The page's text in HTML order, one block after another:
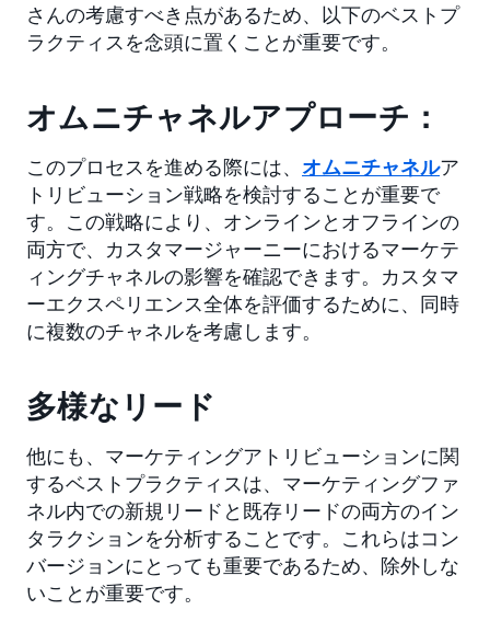
さんの考慮すべき点があるため、以下のベストプ
ラクティスを念頭に置くことが重要です。
オムニチャネルアプローチ：
このプロセスを進める際には、 オムニチャネルア
トリビューション戦略を検討することが重要で
す。この戦略により、オンラインとオフラインの
両方で、カスタマージャーニーにおけるマーケテ
ィングチャネルの影響を確認できます。カスタマ
ーエクスペリエンス全体を評価するために、同時
に複数のチャネルを考慮します。
多様なリード
他にも、マーケティングアトリビューションに関
するベストプラクティスは、マーケティングファ
ネル内での新規リードと既存リードの両方のイン
タラクションを分析することです。これらはコン
バージョンにとっても重要であるため、除外しな
いことが重要です。